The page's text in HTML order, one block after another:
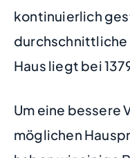
kontinuierlich
durchschnittliche
Haus liegt bei
Um eine bessere
möglichen